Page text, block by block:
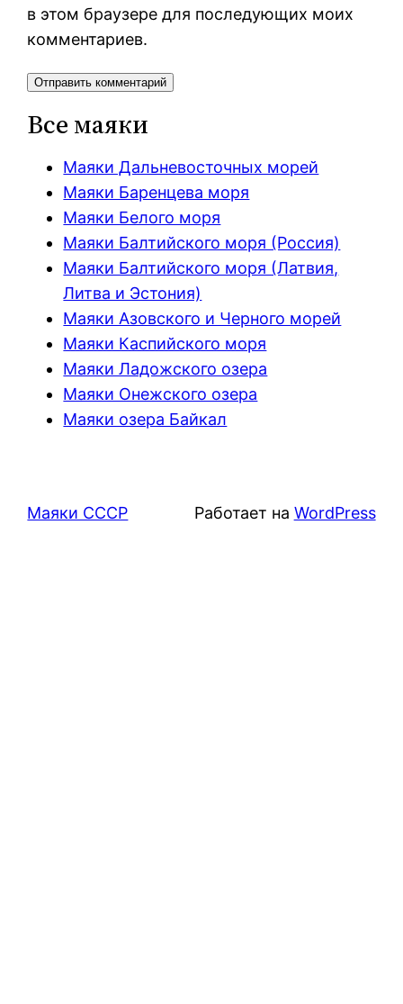
в этом браузере для последующих моих
комментариев.
Все маяки
Маяки Дальневосточных морей
Маяки Баренцева моря
Маяки Белого моря
Маяки Балтийского моря (Россия)
Маяки Балтийского моря (Латвия,
Литва и Эстония)
Маяки Азовского и Черного морей
Маяки Каспийского моря
Маяки Ладожского озера
Маяки Онежского озера
Маяки озера Байкал
Маяки СССР Работает на WordPress